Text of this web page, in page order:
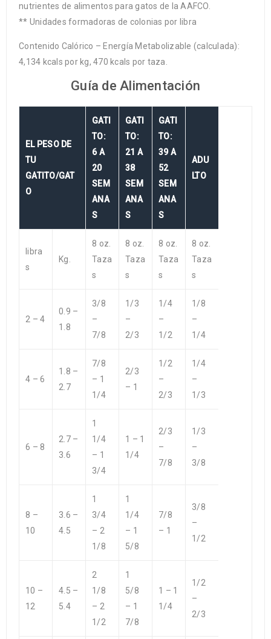
nutrientes de alimentos para gatos de la AAFCO.
** Unidades formadoras de colonias por libra
Contenido Calórico – Energía Metabolizable (calculada):
4,134 kcals por kg, 470 kcals por taza.
Guía de Alimentación
EL PESO DE
TU
GATITO/GAT
O
GATI
TO:
6 A
20
SEM
ANA
S
GATI
TO:
21 A
38
SEM
ANA
S
GATI
TO:
39 A
52
SEM
ANA
S
ADU
LTO
libra
s
Kg.
8 oz.
Taza
s
8 oz.
Taza
s
8 oz.
Taza
s
8 oz.
Taza
s
2 – 4
0.9 –
1.8
3/8
–
7/8
1/3
–
2/3
1/4
–
1/2
1/8
–
1/4
4 – 6
1.8 –
2.7
7/8
– 1
1/4
2/3
– 1
1/2
–
2/3
1/4
–
1/3
6 – 8
2.7 –
3.6
1
1/4
– 1
3/4
1 – 1
1/4
2/3
–
7/8
1/3
–
3/8
8 –
10
3.6 –
4.5
1
3/4
– 2
1/8
1
1/4
– 1
5/8
7/8
– 1
3/8
–
1/2
10 –
12
4.5 –
5.4
2
1/8
– 2
1/2
1
5/8
– 1
7/8
1 – 1
1/4
1/2
–
2/3